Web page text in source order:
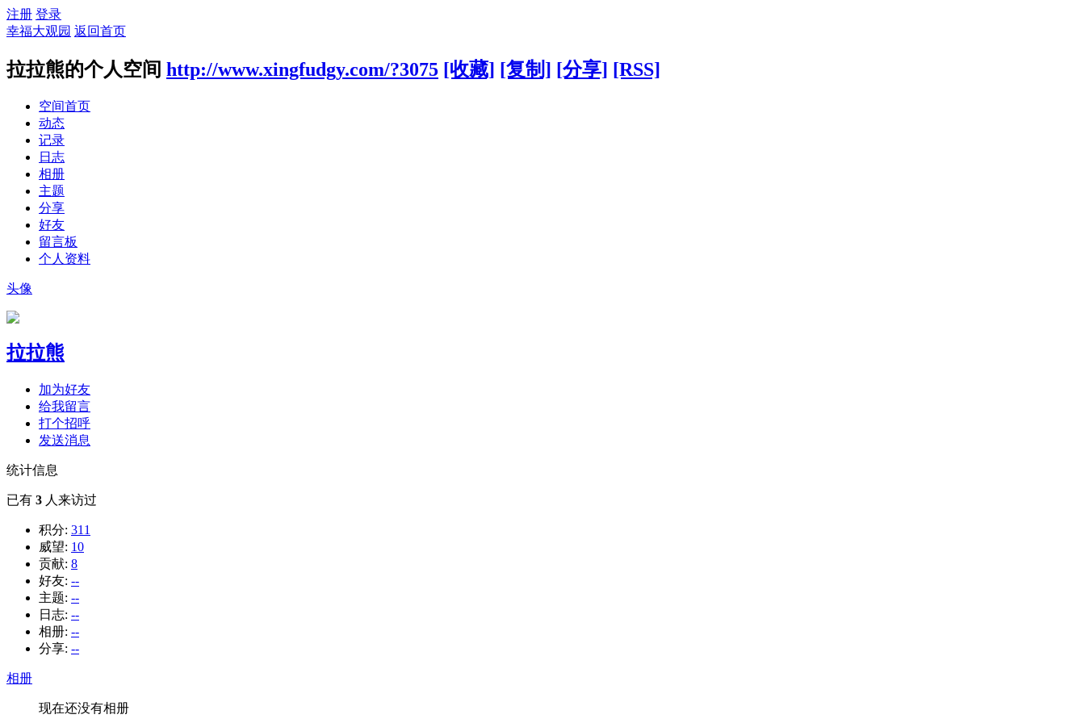
注册 登录
幸福大观园 返回首页
拉拉熊的个人空间 http://www.xingfudgy.com/?3075 [收藏] [复制] [分享] [RSS]
空间首页
动态
记录
日志
相册
主题
分享
好友
留言板
个人资料
头像
拉拉熊
加为好友
给我留言
打个招呼
发送消息
统计信息
已有 3 人来访过
积分: 311
威望: 10
贡献: 8
好友: --
主题: --
日志: --
相册: --
分享: --
相册
现在还没有相册